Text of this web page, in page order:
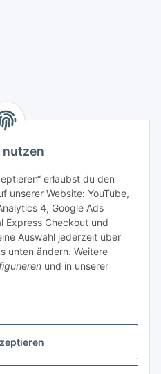
nutzen
erlaubst du den
unserer Website: YouTube,
4, Google Ads
Express Checkout und
Auswahl jederzeit über
unten ändern. Weitere
und in unserer
Bestellung jederzeit flexibel